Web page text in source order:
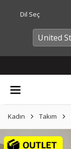
Dil Seç
Kadın Takım